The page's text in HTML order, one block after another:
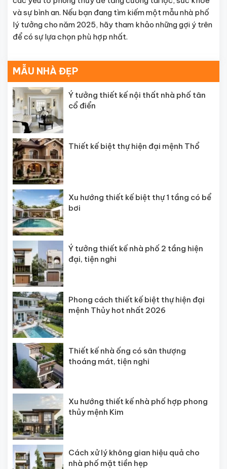
và sự bình an. Nếu bạn đang tìm kiếm một mẫu nhà phố
lý tưởng cho năm 2025, hãy tham khảo những gợi ý trên
để có sự lựa chọn phù hợp nhất.
MẪU NHÀ ĐẸP
Ý tưởng thiết kế nội thất nhà phố tân
cổ điển
Thiết kế biệt thự hiện đại mệnh Thổ
Xu hướng thiết kế biệt thự 1 tầng có bể
bơi
Ý tưởng thiết kế nhà phố 2 tầng hiện
đại, tiện nghi
Phong cách thiết kế biệt thự hiện đại
mệnh Thủy hot nhất 2026
Thiết kế nhà ống có sân thượng
thoáng mát, tiện nghi
Xu hướng thiết kế nhà phố hợp phong
thủy mệnh Kim
Cách xử lý không gian hiệu quả cho
nhà phố mặt tiền hẹp